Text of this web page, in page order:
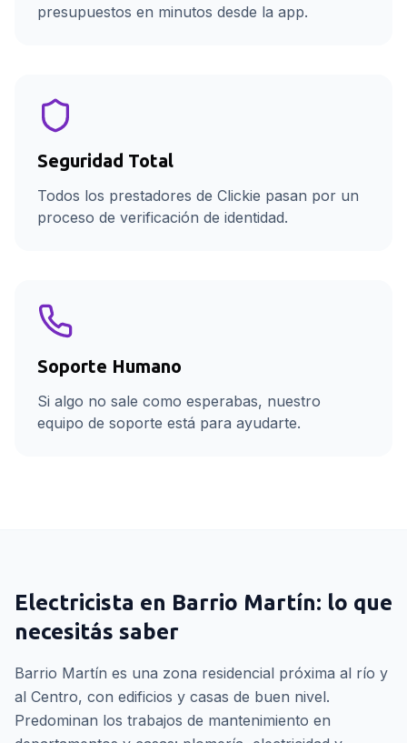
presupuestos en minutos desde la app.
Seguridad Total
Todos los prestadores de Clickie pasan por un
proceso de verificación de identidad.
Soporte Humano
Si algo no sale como esperabas, nuestro
equipo de soporte está para ayudarte.
Electricista en Barrio Martín: lo que
necesitás saber
Barrio Martín es una zona residencial próxima al río y
al Centro, con edificios y casas de buen nivel.
Predominan los trabajos de mantenimiento en